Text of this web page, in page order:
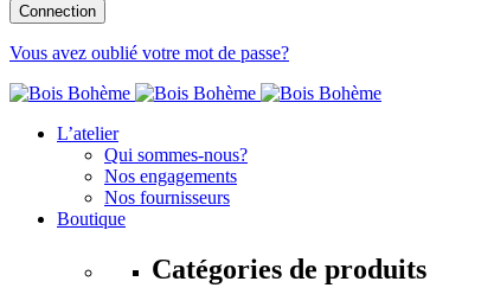
Vous avez oublié votre mot de passe?
L’atelier
Qui sommes-nous?
Nos engagements
Nos fournisseurs
Boutique
Catégories de produits